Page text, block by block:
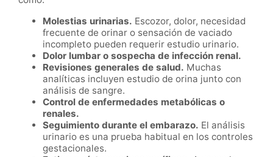
Molestias urinarias. Escozor, dolor, necesidad
frecuente de orinar o sensación de vaciado
incompleto pueden requerir estudio urinario.
Dolor lumbar o sospecha de infección renal.
Revisiones generales de salud. Muchas
analíticas incluyen estudio de orina junto con
análisis de sangre.
Control de enfermedades metabólicas o
renales.
Seguimiento durante el embarazo. El análisis
urinario es una prueba habitual en los controles
gestacionales.